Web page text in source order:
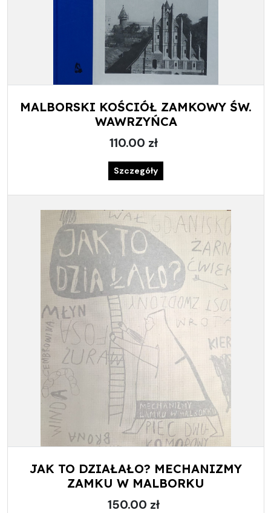
MALBORSKI KOŚCIÓŁ ZAMKOWY ŚW.
WAWRZYŃCA
110.00 zł
Szczegóły
JAK TO DZIAŁAŁO? MECHANIZMY
ZAMKU W MALBORKU
150.00 zł